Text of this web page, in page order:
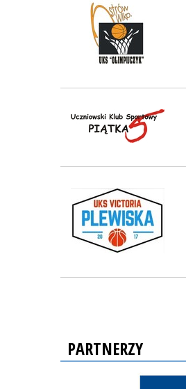
PARTNERZY